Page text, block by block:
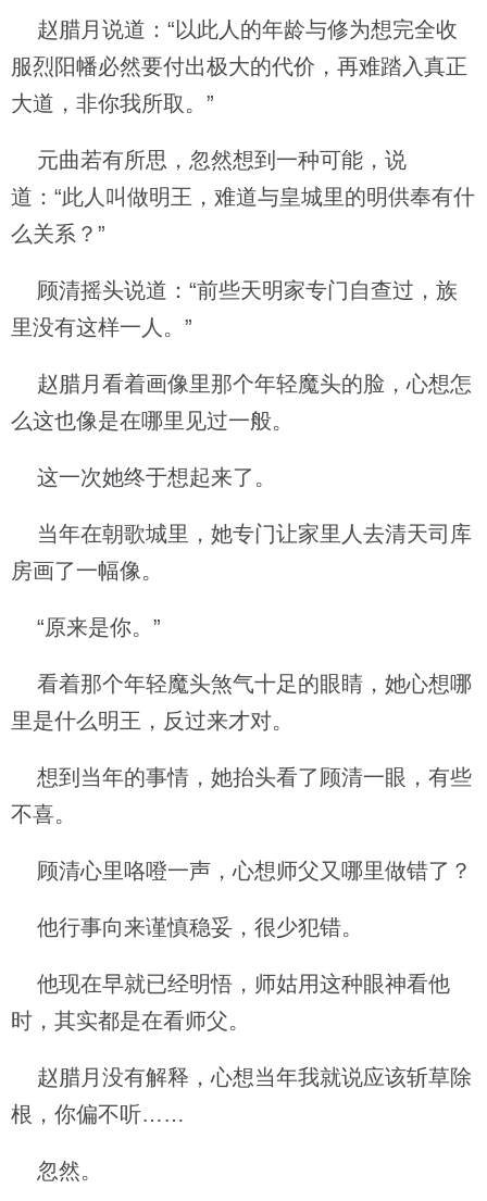
赵腊月说道：“以此人的年龄与修为想完全收
服烈阳幡必然要付出极大的代价，再难踏入真正
大道，非你我所取。”
元曲若有所思，忽然想到一种可能，说
道：“此人叫做明王，难道与皇城里的明供奉有什
么关系？”
顾清摇头说道：“前些天明家专门自查过，族
里没有这样一人。”
赵腊月看着画像里那个年轻魔头的脸，心想怎
么这也像是在哪里见过一般。
这一次她终于想起来了。
当年在朝歌城里，她专门让家里人去清天司库
房画了一幅像。
“原来是你。”
看着那个年轻魔头煞气十足的眼睛，她心想哪
里是什么明王，反过来才对。
想到当年的事情，她抬头看了顾清一眼，有些
不喜。
顾清心里咯噔一声，心想师父又哪里做错了？
他行事向来谨慎稳妥，很少犯错。
他现在早就已经明悟，师姑用这种眼神看他
时，其实都是在看师父。
赵腊月没有解释，心想当年我就说应该斩草除
根，你偏不听……
忽然。